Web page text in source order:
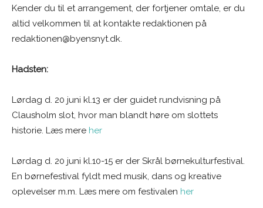
Kender du til et arrangement, der fortjener omtale, er du
altid velkommen til at kontakte redaktionen på
redaktionen@byensnyt.dk.
Hadsten:
Lørdag d. 20 juni kl.13 er der guidet rundvisning på
Clausholm slot, hvor man blandt høre om slottets
historie. Læs mere her
Lørdag d. 20 juni kl.10-15 er der Skrål børnekulturfestival.
En børnefestival fyldt med musik, dans og kreative
oplevelser m.m. Læs mere om festivalen her